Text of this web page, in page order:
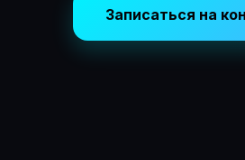
Записаться на